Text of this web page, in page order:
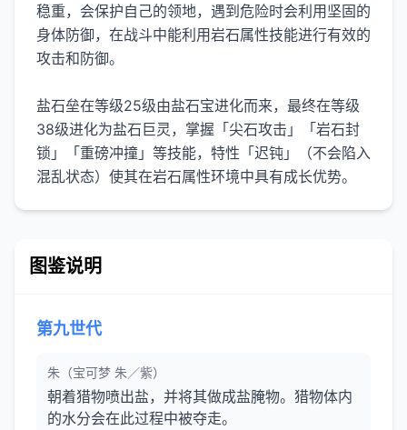
稳重，会保护自己的领地，遇到危险时会利用坚固的
身体防御，在战斗中能利用岩石属性技能进行有效的
攻击和防御。
盐石垒在等级25级由盐石宝进化而来，最终在等级
38级进化为盐石巨灵，掌握「尖石攻击」「岩石封
锁」「重磅冲撞」等技能，特性「迟钝」（不会陷入
混乱状态）使其在岩石属性环境中具有成长优势。
图鉴说明
第九世代
朱（宝可梦 朱／紫）
朝着猎物喷出盐，并将其做成盐腌物。猎物体内
的水分会在此过程中被夺走。